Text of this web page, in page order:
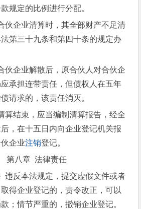
规定的比例进行分配。
企业清算时，其全部财产不足清
第三十九条和第四十条的规定办
企业解散后，原合伙人对合伙企
承担连带责任，但债权人在五年
请求的，该责任消灭。
结束，应当编制清算报告，经全
，在十五日内向企业登记机关报
企业注销登记。
第八章 法律责任
反本法规定，提交虚假文件或者
得企业登记的，责令改正，可以
；情节严重的，撤销企业登记。